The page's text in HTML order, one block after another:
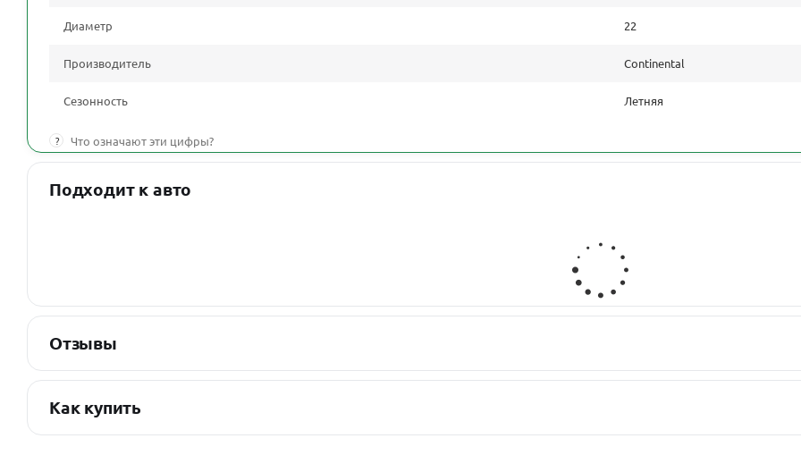
Диаметр 22
Производитель Continental
Сезонность Летняя
? Что означают эти цифры?
Подходит к авто
Отзывы
Как купить